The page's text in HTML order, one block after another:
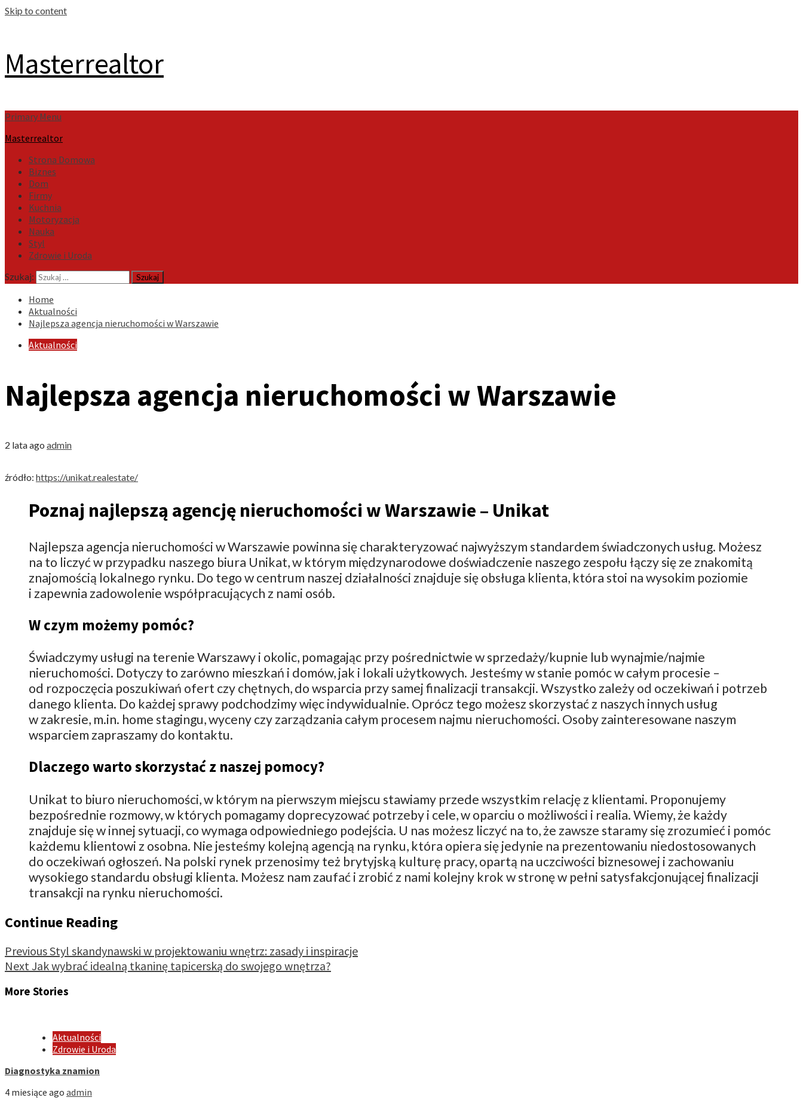
Skip to content
Masterrealtor
Primary Menu
Masterrealtor
Strona Domowa
Biznes
Dom
Firmy
Kuchnia
Motoryzacja
Nauka
Styl
Zdrowie i Uroda
Szukaj:
Home
Aktualności
Najlepsza agencja nieruchomości w Warszawie
Aktualności
Najlepsza agencja nieruchomości w Warszawie
2 lata ago admin
źródło: https://unikat.realestate/
Poznaj najlepszą agencję nieruchomości w Warszawie – Unikat
Najlepsza agencja nieruchomości w Warszawie powinna się charakteryzować najwyższym standardem świadczonych usług. Możesz
na to liczyć w przypadku naszego biura Unikat, w którym międzynarodowe doświadczenie naszego zespołu łączy się ze znakomitą
znajomością lokalnego rynku. Do tego w centrum naszej działalności znajduje się obsługa klienta, która stoi na wysokim poziomie
i zapewnia zadowolenie współpracujących z nami osób.
W czym możemy pomóc?
Świadczymy usługi na terenie Warszawy i okolic, pomagając przy pośrednictwie w sprzedaży/kupnie lub wynajmie/najmie
nieruchomości. Dotyczy to zarówno mieszkań i domów, jak i lokali użytkowych. Jesteśmy w stanie pomóc w całym procesie –
od rozpoczęcia poszukiwań ofert czy chętnych, do wsparcia przy samej finalizacji transakcji. Wszystko zależy od oczekiwań i potrzeb
danego klienta. Do każdej sprawy podchodzimy więc indywidualnie. Oprócz tego możesz skorzystać z naszych innych usług
w zakresie, m.in. home stagingu, wyceny czy zarządzania całym procesem najmu nieruchomości. Osoby zainteresowane naszym
wsparciem zapraszamy do kontaktu.
Dlaczego warto skorzystać z naszej pomocy?
Unikat to biuro nieruchomości, w którym na pierwszym miejscu stawiamy przede wszystkim relację z klientami. Proponujemy
bezpośrednie rozmowy, w których pomagamy doprecyzować potrzeby i cele, w oparciu o możliwości i realia. Wiemy, że każdy
znajduje się w innej sytuacji, co wymaga odpowiedniego podejścia. U nas możesz liczyć na to, że zawsze staramy się zrozumieć i pomóc
każdemu klientowi z osobna. Nie jesteśmy kolejną agencją na rynku, która opiera się jedynie na prezentowaniu niedostosowanych
do oczekiwań ogłoszeń. Na polski rynek przenosimy też brytyjską kulturę pracy, opartą na uczciwości biznesowej i zachowaniu
wysokiego standardu obsługi klienta. Możesz nam zaufać i zrobić z nami kolejny krok w stronę w pełni satysfakcjonującej finalizacji
transakcji na rynku nieruchomości.
Continue Reading
PreviousStyl skandynawski w projektowaniu wnętrz: zasady i inspiracje
NextJak wybrać idealną tkaninę tapicerską do swojego wnętrza?
More Stories
Aktualności
Zdrowie i Uroda
Diagnostyka znamion
4 miesiące ago admin